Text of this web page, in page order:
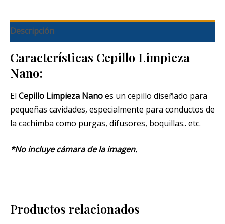
Descripción
Características Cepillo Limpieza
Nano:
El Cepillo Limpieza Nanoes un cepillo diseñado para
pequeñas cavidades, especialmente para conductos de
la cachimba como purgas, difusores, boquillas.. etc.
*No incluye cámara de la imagen.
Productos relacionados